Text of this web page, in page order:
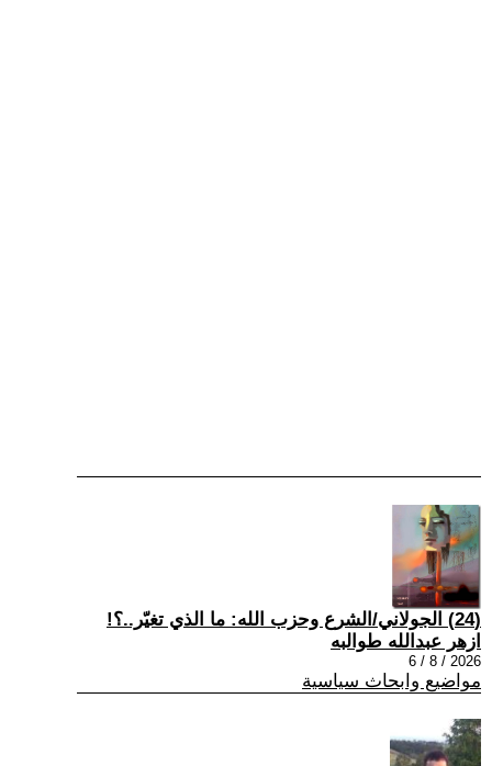
(24) الجولاني/الشرع وحزب الله: ما الذي تغيّر..؟!
ازهر عبدالله طوالبه
2026 / 8 / 6
مواضيع وابحاث سياسية